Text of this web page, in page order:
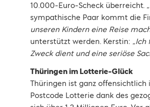
10.000-Euro-Scheck überreicht.
sympathische Paar kommt die
unseren Kindern eine Reise
unterstützt werden. Kerstin: „Ich
Zweck dient und eine seriöse
Thüringen im Lotterie-Glück
Thüringen ist ganz
Postcode Lotterie dank des